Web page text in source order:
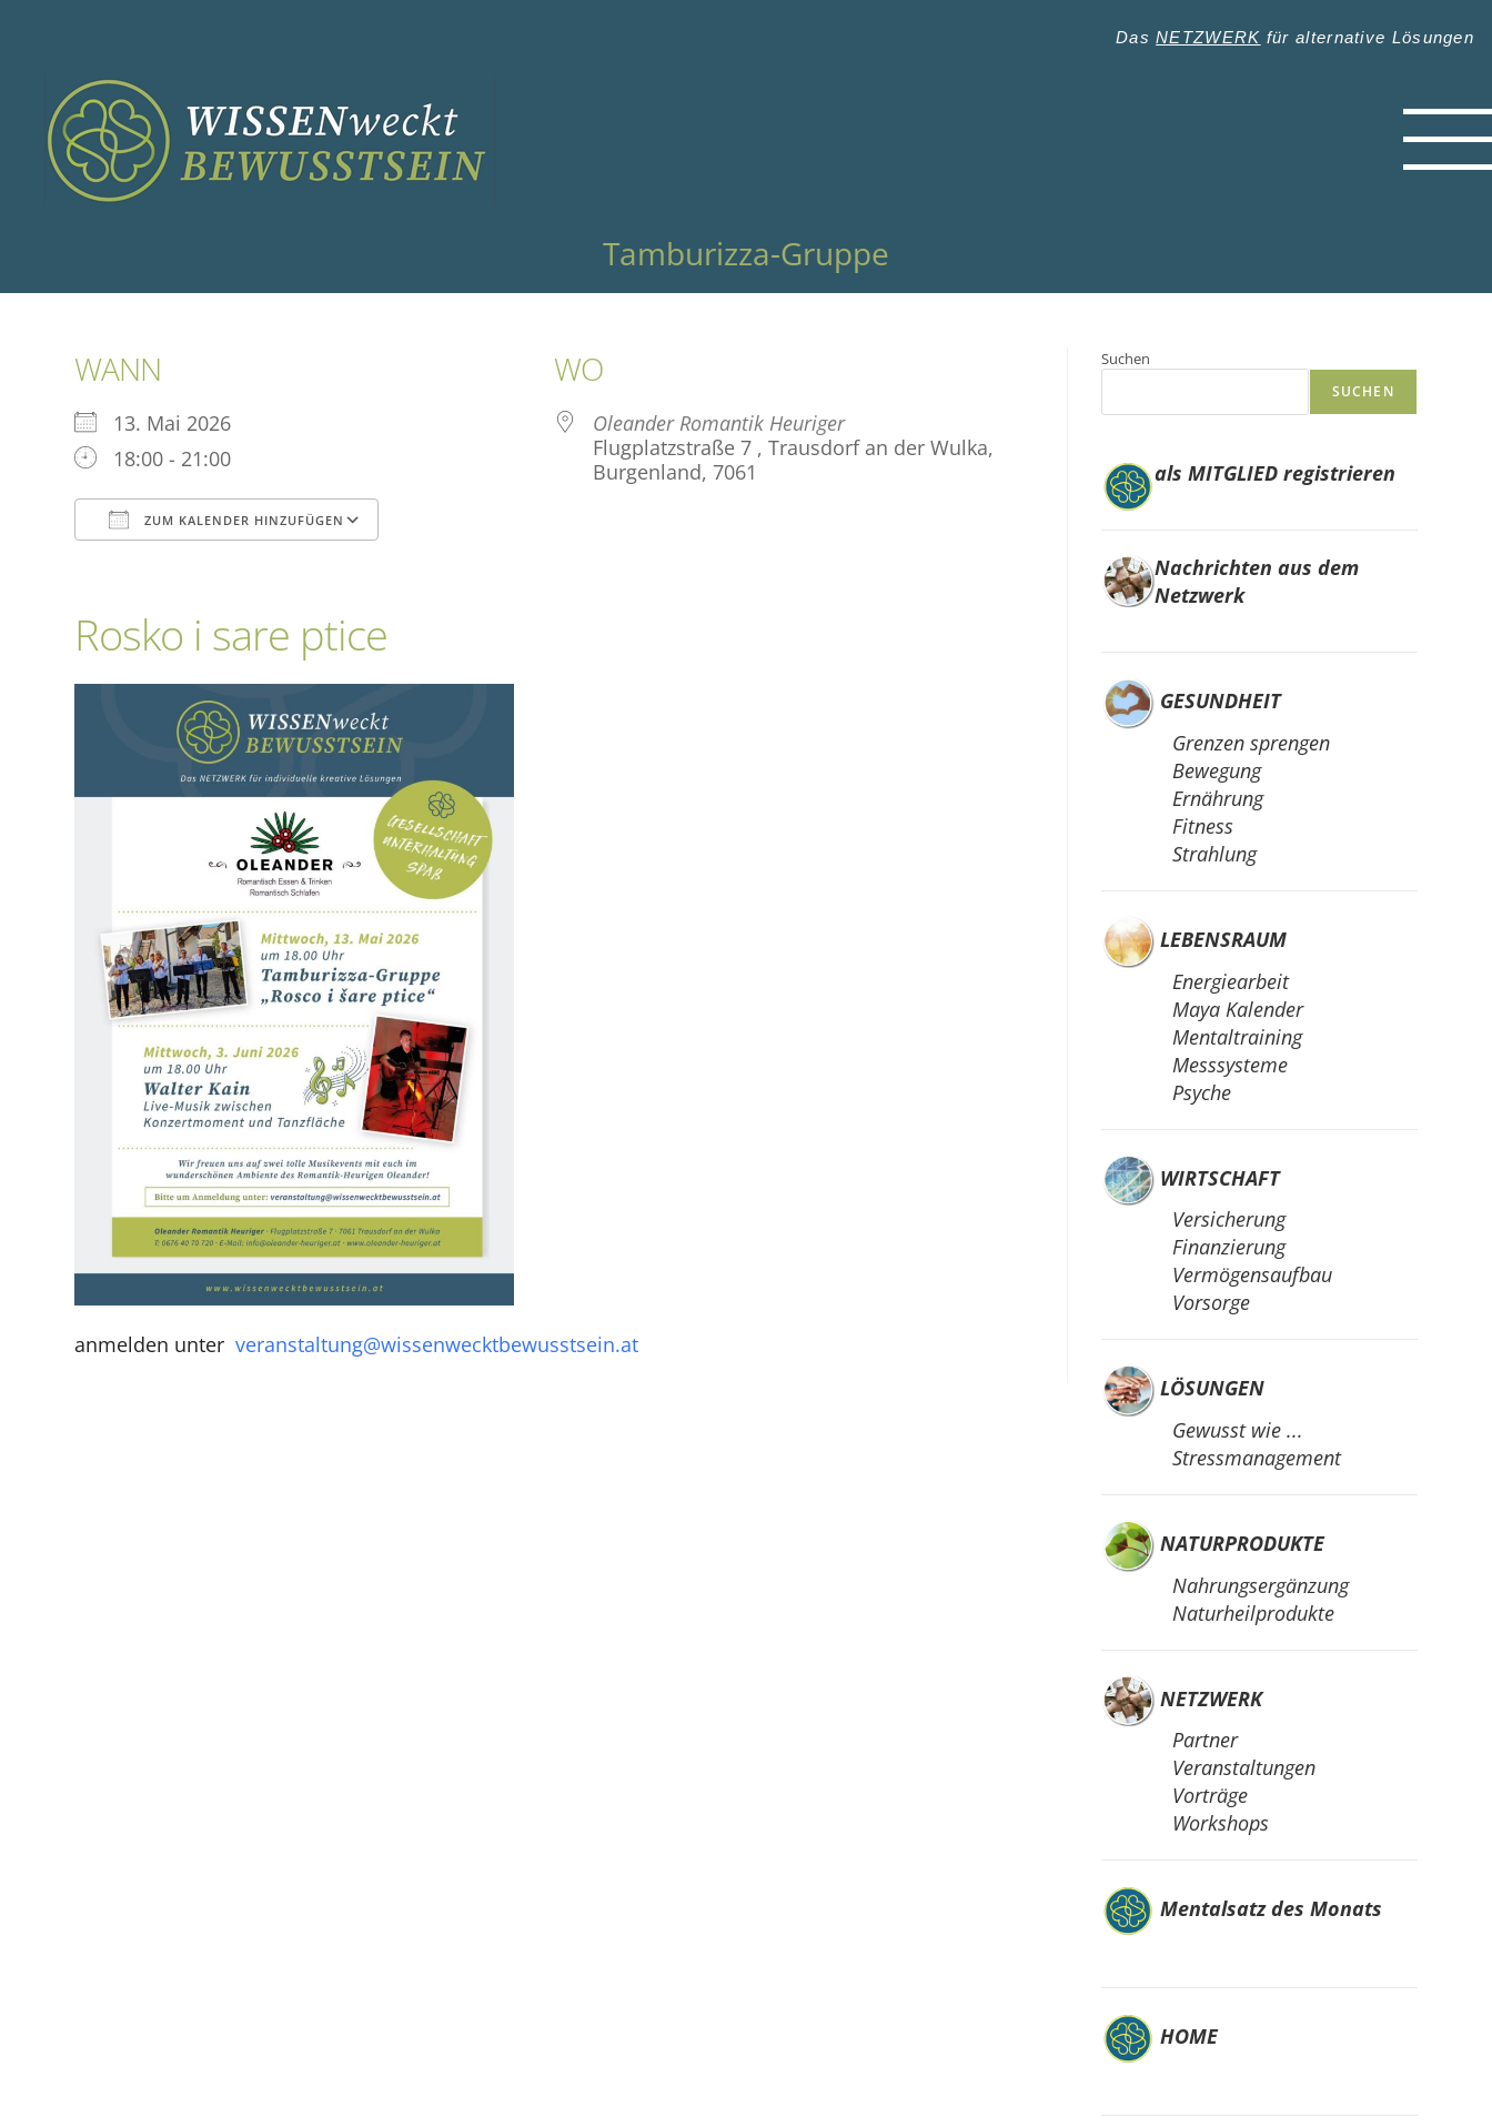
DasNETZWERK für alternative Lösungen
Tamburizza-Gruppe
WANN
13. Mai 2026
18:00 - 21:00
ZUM KALENDER HINZUFÜGEN
Outlook Live
WO
Oleander Romantik Heuriger
Flugplatzstraße 7 , Trausdorf an der Wulka,
Burgenland, 7061
Rosko i sare ptice
anmelden unterveranstaltung@wissenwecktbewusstsein.at
Suchen
SUCHEN
als MITGLIED registrieren
Nachrichten aus dem
Netzwerk
GESUNDHEIT
Grenzen sprengen
Bewegung
Ernährung
Fitness
Strahlung
LEBENSRAUM
Energiearbeit
Maya Kalender
Mentaltraining
Messsysteme
Psyche
WIRTSCHAFT
Versicherung
Finanzierung
Vermögensaufbau
Vorsorge
LÖSUNGEN
Gewusst wie ...
Stressmanagement
NATURPRODUKTE
Nahrungsergänzung
Naturheilprodukte
NETZWERK
Partner
Veranstaltungen
Vorträge
Workshops
Mentalsatz des Monats
HOME